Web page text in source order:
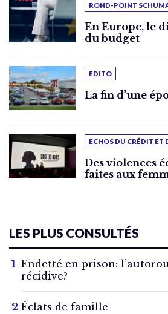
ROND-POINT
En Europe, le
du budget
EDITO
La fin d’une
ECHOS DU CRÉDIT ET
Des violences
faites aux
LES PLUS CONSULTÉS
Endetté en prison:
récidive?
Éclats de famille